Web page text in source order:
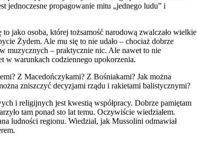
jednoczesne propagowanie mitu „jednego ludu” i
jako osoba, której tożsamość narodową zwalczało wielkie
Żydem. Ale mu się to nie udało – chociaż dobrze
muzycznych – praktycznie nic. Ale nawet to nie
w warunkach codziennego upokorzenia.
Z Macedończykami? Z Bośniakami? Jak można
zniszczyć decyzjami rządu i rakietami balistycznymi?
i religijnych jest kwestią współpracy. Dobrze pamiętam
tam ponad sto lat temu. Oczywiście wiedziałem.
ludności regionu. Wiedział, jak Mussolini odmawiał